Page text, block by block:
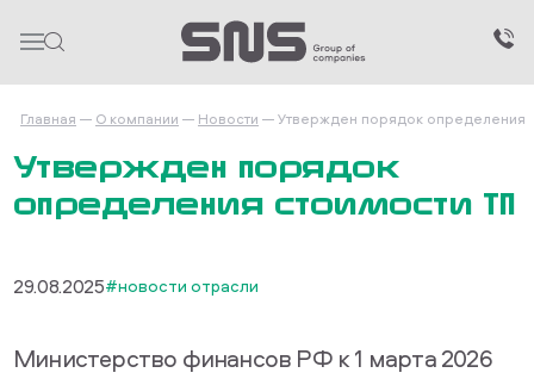
Главная О компании Новости Утвержден порядок определения
Утвержден порядок
определения стоимости ТП
29.08.2025#новости отрасли
Министерство финансов РФ к 1 марта 2026